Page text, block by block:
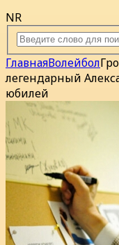
NR
ГлавнаяВолейбол
легендарный
юбилей